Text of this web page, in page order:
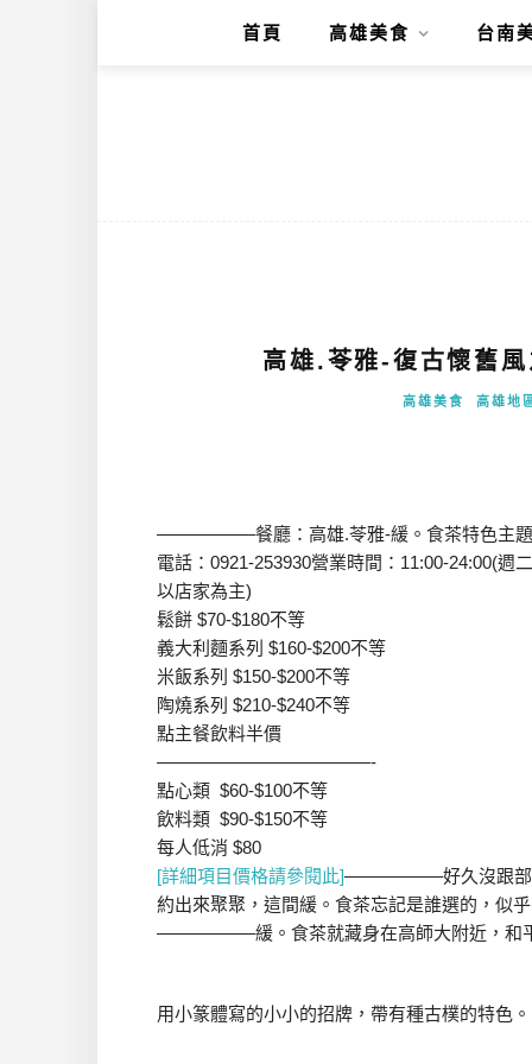
首頁 高雄美食 台南
高雄.苓雅-復古懷舊
高雄美食 高雄地
—————–餐廳：高雄.苓雅-緩。食茶特色主題
電話：0921-253930營業時間：11:00-24:00(週
以店家為主)
鬆餅 $70-$180不等
義大利麵系列 $160-$200不等
米飯系列 $150-$200不等
陶燒系列 $210-$240不等
點主餐飲料半價
————————————-
點心類 $60-$100不等
飲料類 $90-$150不等
每人低消 $80
[詳細項目價格請參閱此]—————–好久沒跟部落
約出來聚聚，這間緩。食茶忘記是誰選的，似
—————–緩。食茶就藏身在高師大附近，和
用小篆體寫的小小的招牌，帶有種古樸的特色。